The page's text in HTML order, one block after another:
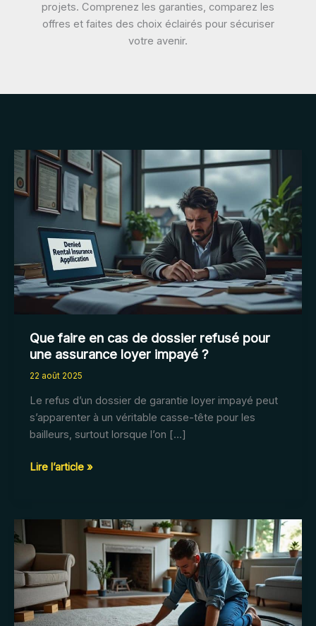
projets. Comprenez les garanties, comparez les
offres et faites des choix éclairés pour sécuriser
votre avenir.
Que faire en cas de dossier refusé pour
une assurance loyer impayé ?
22 août 2025
Le refus d’un dossier de garantie loyer impayé peut
s’apparenter à un véritable casse-tête pour les
bailleurs, surtout lorsque l’on […]
Que
cas
dossier
refusé
pour
une
assurance
Lire l’article »